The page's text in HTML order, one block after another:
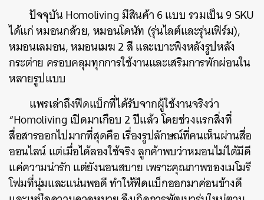
ปัจจุบัน Homoliving มีสินค้า 6 แบบ รวมเป็น 9 SKU
ได้แก่หมอนกล้วย, หมอนโดนัท (รุ่นไลต์และรุ่นเฟิร์ม),
หมอนเลมอน, หมอนเมฆ 2 สี และเบาะพิงหลังรูปหลัง
กระต่าย ครอบคลุมทุกการใช้งานและเสริมการพักผ่อนใน
หลายรูปแบบ
แพรเล่าถึงฟีดแบ็กที่ได้รับจากผู้ใช้งานจริงว่า
“Homoliving เปิดมาเกือบ 2 ปีแล้ว โดยช่วงแรกสิ่งที่
สื่อสารออกไปมากที่สุดคือ เรื่องรูปลักษณ์ที่คนเห็นผ่านสื่อ
ออนไลน์ แต่เมื่อได้ลองใช้จริง ลูกค้าพบว่าหมอนไม่ได้มีดี
แค่ความน่ารัก แต่ยังนอนสบาย เพราะคุณภาพของเมโมรี
โฟมที่นุ่มและแน่นพอดี ทำให้ฟีดแบ็กออกมาค่อนข้างดี